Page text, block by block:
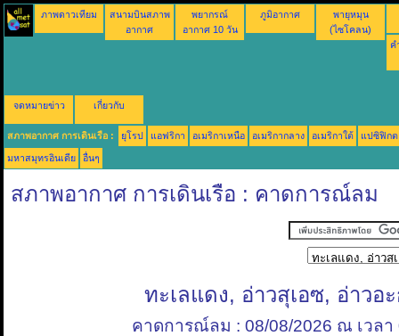
ภาพดาวเทียม
สนามบินสภาพ
อากาศ
พยากรณ์
อากาศ 10 วัน
ภูมิอากาศ
พายุหมุน
(ไซโคลน)
ค
จดหมายข่าว เกี่ยวกับ
สภาพอากาศ การเดินเรือ : ยุโรป แอฟริกา อเมริกาเหนือ อเมริกากลาง อเมริกาใต้ แปซิฟิกต
มหาสมุทรอินเดีย อื่นๆ
สภาพอากาศ การเดินเรือ : คาดการณ์ลม
ทะเลแดง, อ่าวสุเอซ, อ่าวอ
คาดการณ์ลม : 08/08/2026 ณ เวลา